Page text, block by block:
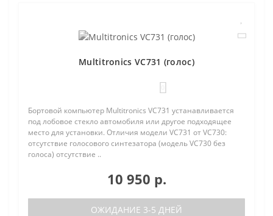
Multitronics VC731 (голос)
Бортовой компьютер Multitronics VC731 устанавливается
под лобовое стекло автомобиля или другое подходящее
место для установки. Отличия модели VC731 от VC730:
отсутствие голосового синтезатора (модель VC730 без
голоса) отсутствие ..
10 950 р.
ОЖИДАНИЕ 3-5 ДНЕЙ